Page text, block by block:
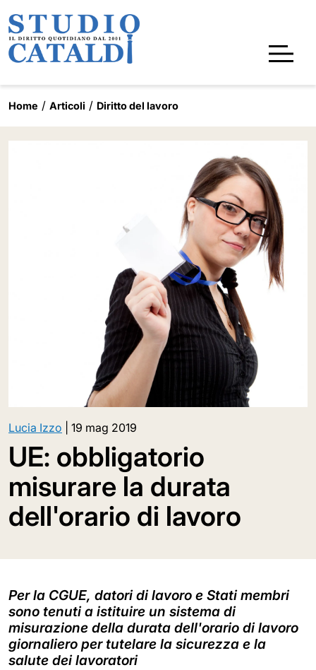
Home Articoli Diritto del lavoro
Lucia Izzo 19 mag 2019
UE: obbligatorio
misurare la durata
dell'orario di lavoro
Per la CGUE, datori di lavoro e Stati membri
sono tenuti a istituire un sistema di
misurazione della durata dell'orario di lavoro
giornaliero per tutelare la sicurezza e la
salute dei lavoratori